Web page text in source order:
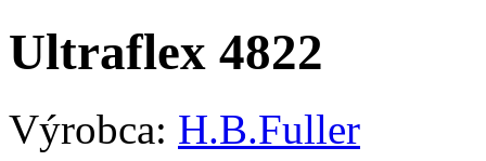
Ultraflex 4822
Výrobca: H.B.Fuller